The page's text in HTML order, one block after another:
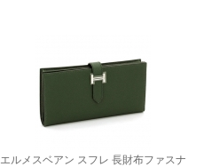
エルメスベアン スフレ 長財布ファスナ